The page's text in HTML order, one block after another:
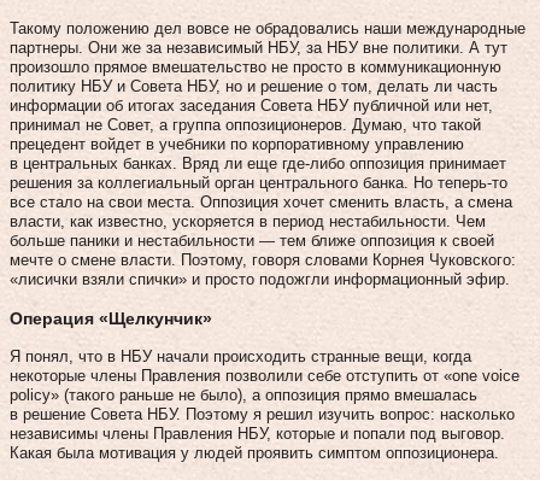
Такому положению дел вовсе не обрадовались наши международные
партнеры. Они же за независимый НБУ, за НБУ вне политики. А тут
произошло прямое вмешательство не просто в коммуникационную
политику НБУ и Совета НБУ, но и решение о том, делать ли часть
информации об итогах заседания Совета НБУ публичной или нет,
принимал не Совет, а группа оппозиционеров. Думаю, что такой
прецедент войдет в учебники по корпоративному управлению
в центральных банках. Вряд ли еще где-либо оппозиция принимает
решения за коллегиальный орган центрального банка. Но теперь-то
все стало на свои места. Оппозиция хочет сменить власть, а смена
власти, как известно, ускоряется в период нестабильности. Чем
больше паники и нестабильности — тем ближе оппозиция к своей
мечте о смене власти. Поэтому, говоря словами Корнея Чуковского:
«лисички взяли спички» и просто подожгли информационный эфир.
Операция «Щелкунчик»
Я понял, что в НБУ начали происходить странные вещи, когда
некоторые члены Правления позволили себе отступить от «one voice
policy» (такого раньше не было), а оппозиция прямо вмешалась
в решение Совета НБУ. Поэтому я решил изучить вопрос: насколько
независимы члены Правления НБУ, которые и попали под выговор.
Какая была мотивация у людей проявить симптом оппозиционера.